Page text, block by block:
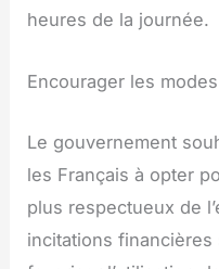
heures de la journée.
Encourager les
Le gouvernement
les Français à opter
plus respectueux de
incitations